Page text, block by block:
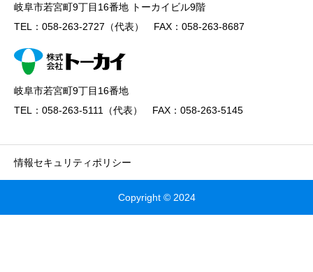
岐阜市若宮町9丁目16番地 トーカイビル9階
TEL：058-263-2727（代表） FAX：058-263-8687
岐阜市若宮町9丁目16番地
TEL：058-263-5111（代表） FAX：058-263-5145
情報セキュリティポリシー
Copyright © 2024